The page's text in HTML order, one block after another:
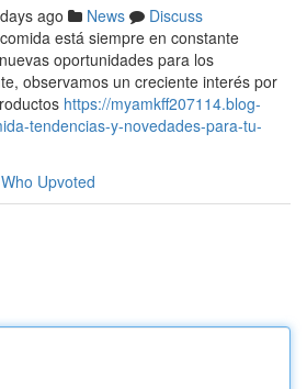
ago News
Discuss
está siempre en constante
oportunidades para los
observamos un creciente interés por
https://myamkff207114.blog-
tendencias-y-novedades-para-tu-
Who Upvoted